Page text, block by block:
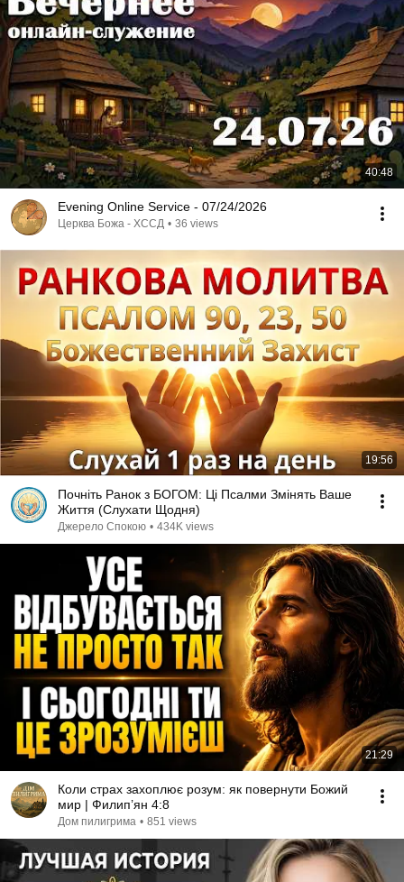
40:48
Evening Online Service - 07/24/2026
Церква Божа - ХССД • 36 views
19:56
Почніть Ранок з БОГОМ: Ці Псалми Змінять Ваше
Життя (Слухати Щодня)
Джерело Спокою • 434K views
21:29
Коли страх захоплює розум: як повернути Божий
мир | Филип’ян 4:8
Дом пилигрима • 851 views